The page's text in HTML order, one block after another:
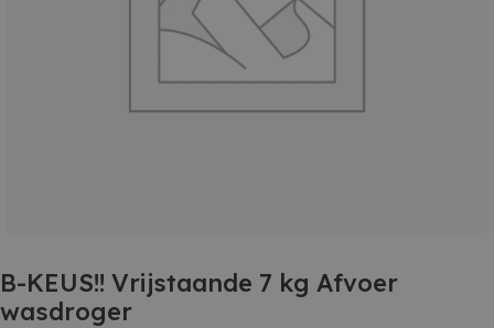
B-KEUS!! Vrijstaande 7 kg Afvoer
wasdroger